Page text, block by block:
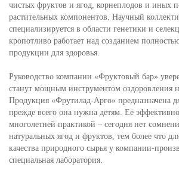
чистых фруктов и ягод, корнеплодов и иных
растительных компонентов. Научный
специализируется в области генетики и
кропотливо работает над созданием
продукции для здоровья.
​Руководство компании «Фруктовый бар»
станут мощным инструментом оздоровления
Продукция «Фрутилад-Арго» предназначена
прежде всего она нужна детям. Её
многолетней практикой – сегодня нет
натуральных ягод и фруктов, тем более что
качества природного сырья у компании-
специальная лаборатория.